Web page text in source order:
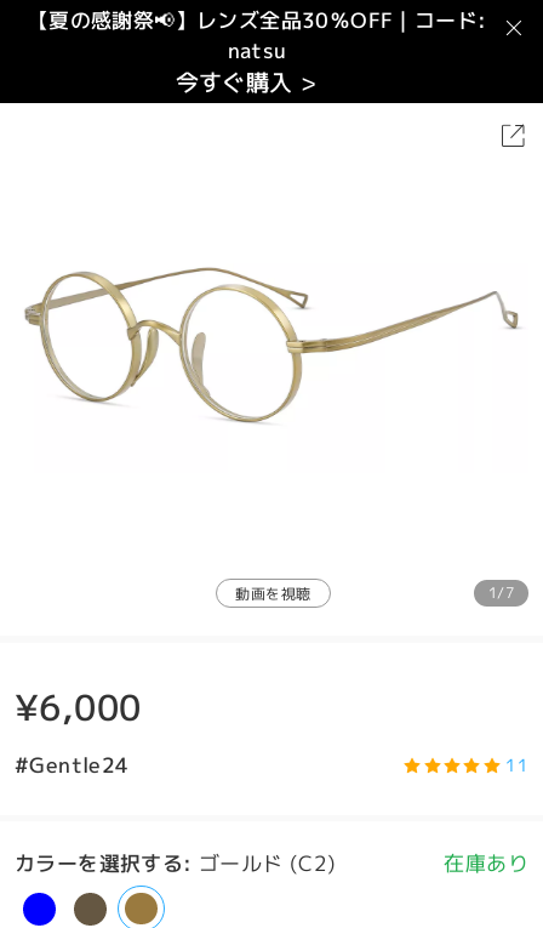
【夏の感謝祭📢】レンズ全品30％OFF｜コード:
natsu
今すぐ購入 >
動画を視聴 1/7
¥6,000
#Gentle24 11
カラーを選択する: ゴールド (C2) 在庫あり